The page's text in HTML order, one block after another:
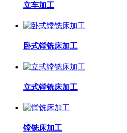
立车加工
卧式镗铣床加工
立式镗铣床加工
镗铣床加工